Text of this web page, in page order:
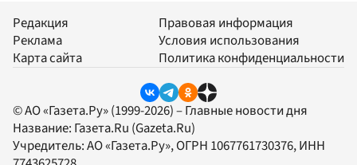
Редакция
Реклама
Карта сайта
Правовая информация
Условия использования
Политика конфиденциальности
© АО «Газета.Ру» (1999-2026) – Главные новости дня
Название: Газета.Ru (Gazeta.Ru)
Учредитель:АО «Газета.Ру», ОГРН 1067761730376, ИНН